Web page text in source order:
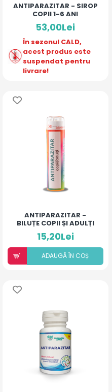
ANTIPARAZITAR - SIROP
COPII 1-6 ANI
53,00Lei
În sezonul CALD,
acest produs este
suspendat pentru
livrare!
ANTIPARAZITAR -
BILUȚE COPII ȘI ADULȚI
15,20Lei
ADAUGÃ ÎN COȘ